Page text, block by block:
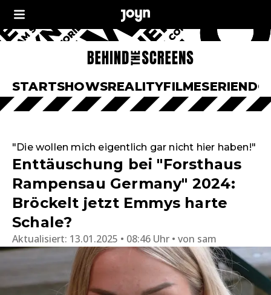
STARTSHOWSREALITYFILMESERIEN
"Die wollen mich eigentlich gar nicht hier haben!"
Enttäuschung bei "Forsthaus
Rampensau Germany" 2024:
Bröckelt jetzt Emmys harte
Schale?
Aktualisiert: 13.01.2025 • 08:46 Uhr von sam